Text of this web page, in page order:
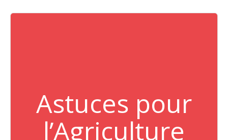
Astuces pour
l’Agriculture